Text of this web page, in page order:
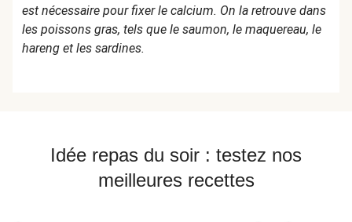
est nécessaire pour fixer le calcium. On la retrouve dans
les poissons gras, tels que le saumon, le maquereau, le
hareng et les sardines.
Idée repas du soir : testez nos
meilleures recettes